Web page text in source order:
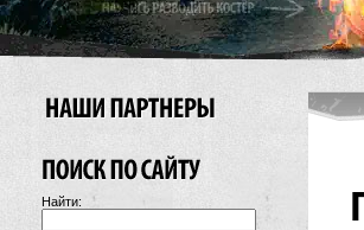
Найти: